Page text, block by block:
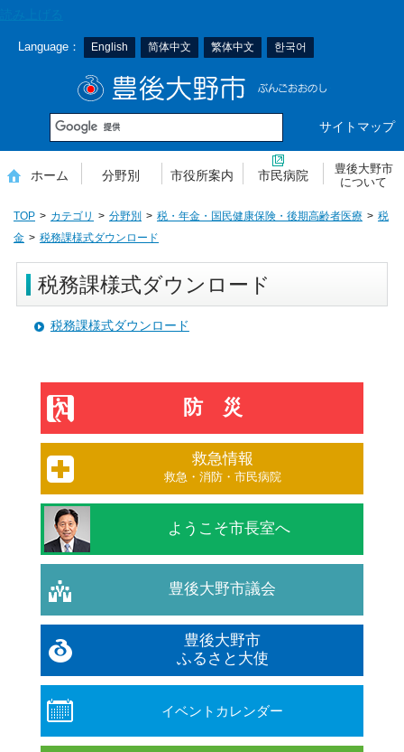
Language： English 简体中文 繁体中文 한국어
サイトマップ
ホーム 分野別 市役所案内 市民病院
豊後大野市
について
TOP カテゴリ 分野別 税・年金・国民健康保険・後期高齢者医療
税
金
税務課様式ダウンロード
税務課様式ダウンロード
税務課様式ダウンロード
防災
救急情報
救急・消防・市民病院
ようこそ市長室へ
豊後大野市議会
豊後大野市
ふるさと大使
イベントカレンダー